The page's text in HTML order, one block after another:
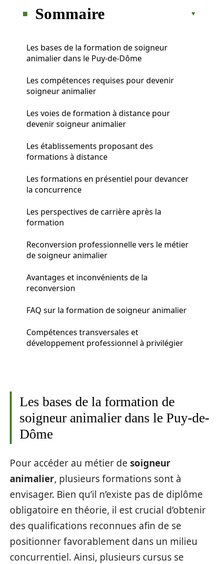
Sommaire
Les bases de la formation de soigneur
animalier dans le Puy-de-Dôme
Les compétences requises pour devenir
soigneur animalier
Les voies de formation à distance pour
devenir soigneur animalier
Les établissements proposant des
formations à distance
Les formations en présentiel pour devancer
la concurrence
Les perspectives de carrière après la
formation
Reconversion professionnelle vers le métier
de soigneur animalier
Avantages et inconvénients de la
reconversion
FAQ sur la formation de soigneur animalier
Compétences transversales et
développement professionnel à privilégier
Les bases de la formation de
soigneur animalier dans le Puy-de-
Dôme
Pour accéder au métier de soigneur
animalier, plusieurs formations sont à
envisager. Bien qu’il n’existe pas de diplôme
obligatoire en théorie, il est crucial d’obtenir
des qualifications reconnues afin de se
positionner favorablement dans un milieu
concurrentiel. Ainsi, plusieurs cursus se